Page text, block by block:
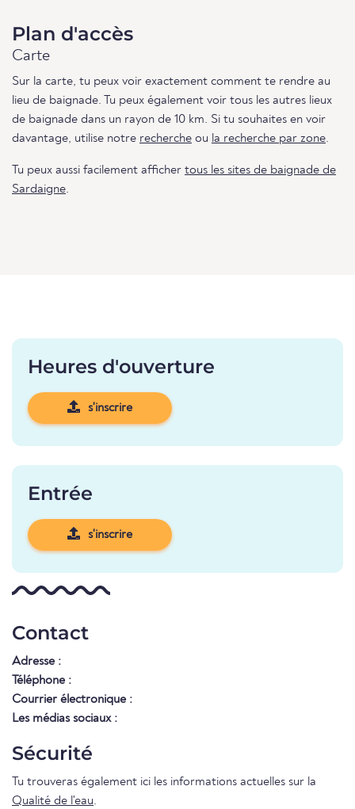
Plan d'accès
Carte
Sur la carte, tu peux voir exactement comment te rendre au
lieu de baignade. Tu peux également voir tous les autres lieux
de baignade dans un rayon de 10 km. Si tu souhaites en voir
davantage, utilise notre recherche ou la recherche par zone.
Tu peux aussi facilement afficher tous les sites de baignade de
Sardaigne.
Heures d'ouverture
s'inscrire
Entrée
s'inscrire
Contact
Adresse :
Téléphone :
Courrier électronique :
Les médias sociaux :
Sécurité
Tu trouveras également ici les informations actuelles sur la
Qualité de l'eau.